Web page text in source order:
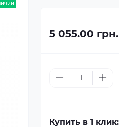
5 055.00 грн.
Купить в 1 клик: